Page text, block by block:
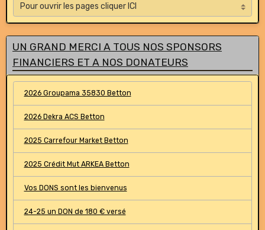
UN GRAND MERCI A TOUS NOS SPONSORS
FINANCIERS ET A NOS DONATEURS
2026 Groupama 35830 Betton
2026 Dekra ACS Betton
2025 Carrefour Market Betton
2025 Crédit Mut ARKEA Betton
Vos DONS sont les bienvenus
24-25 un DON de 180 € versé